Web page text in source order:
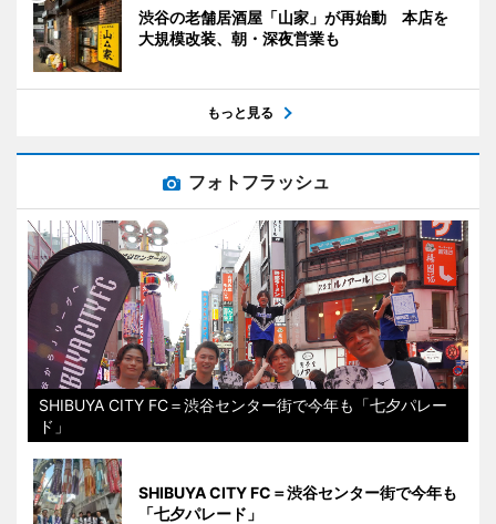
渋谷の老舗居酒屋「山家」が再始動 本店を
大規模改装、朝・深夜営業も
もっと見る
フォトフラッシュ
SHIBUYA CITY FC＝渋谷センター街で今年も「七夕パレー
ド」
SHIBUYA CITY FC＝渋谷センター街で今年も
「七夕パレード」